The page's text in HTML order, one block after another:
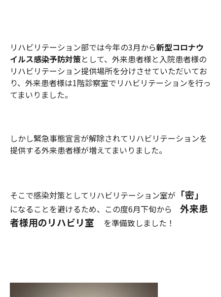
リハビリテーション部では今年の3月から新型コロナウ
イルス感染予防対策として、外来患者様と入院患者様の
リハビリテーション提供場所を分けさせていただいてお
り、外来患者様は1階診察室でリハビリテーションを行っ
てまいりました。
しかし緊急事態宣言が解除されてリハビリテーションを
提供する外来患者様が増えてまいりました。
そこで感染対策としてリハビリテーション室が 「密」
になることを避けるため、この度6月下旬から 外来患
者様用のリハビリ室
を準備致しました！